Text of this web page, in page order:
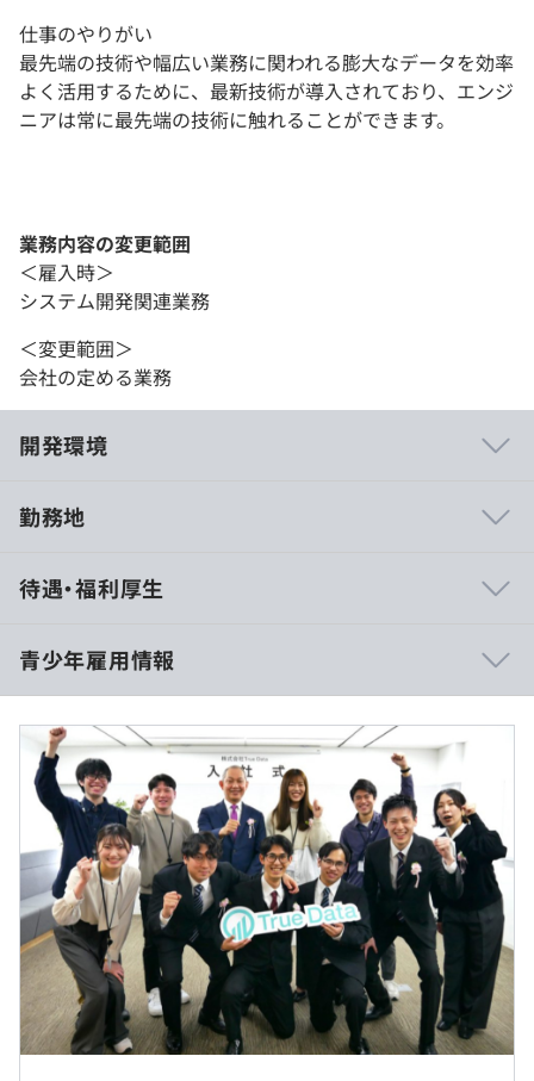
仕事のやりがい
最先端の技術や幅広い業務に関われる膨大なデータを効率
よく活用するために、最新技術が導入されており、エンジ
ニアは常に最先端の技術に触れることができます。
業務内容の変更範囲
＜雇入時＞
システム開発関連業務
＜変更範囲＞
会社の定める業務
開発環境
・要件定義～設計～開発～テスト～運用と全ての開発プロ
・各開発フェーズ毎に必要となってくるスキル・ノウハウ
が体験をもって身につく。
・アーキテクチャ設計から携われる為、最新のトレンドに
則した技術スタック（クラウド、AI等）が業務を介して身
につける事が可能。
・自社構築システムの運用も行う為、設計時に効率的な運
用・保守も意識した設計が身についていく。
・業界最大規模のビッグデータの利活用が可能。
『True Data』：全国のドラッグストア、スーパーマーケ
ットなどの消費者購買情報を統計化した国内最大級の標準
ID-POSデータ分析基盤
『Eagle Eye』：リアル消費を見抜く購買行動分析ツール
勤務地
待遇・福利厚生
■賃金形態：年俸制／年俸を12分割（固定残業代含む）
■賃金の決定方法：当社規定により決定
・院了：年俸3,420,000円（月額28.5万円）
【固定残業代40時間相当分（73,440円）を含む】
・大学卒・専門4年制卒：年俸3,180,000円（月額26.5万
円）
【固定残業代40時間相当分（68,360円）を含む】
・専門3年制卒：年俸3,060,000円（月額25.5万円）
【固定残業代40時間相当分（65,800円）を含む】
・短大卒・専門2年制卒・高専卒：年俸2,940,000円（月額
24.5万円）
【固定残業代40時間相当分（63,240円）を含む】
青少年雇用情報
過去３年間の新卒採用者数・離職者数
前年度 採用者数2人 離職者数0人
2年度前 採用者数4人 離職者数0人
3年度前 採用者数4人 離職者数1人
過去３年間の新卒採用者数の男女別人数
前年度 男性1人 女性1人
2年度前 男性4人 女性0人
3年度前 男性2人 女性2人
平均勤続年数
6.2年